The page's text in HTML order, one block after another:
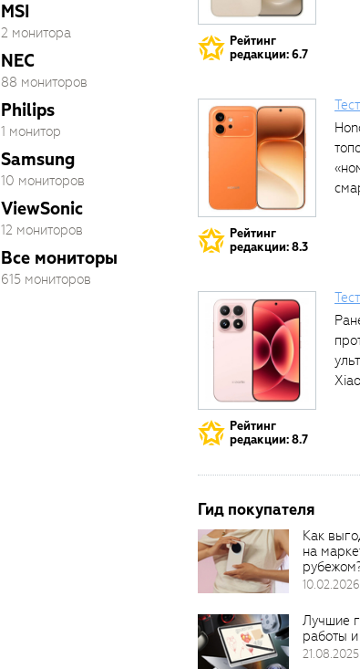
MSI
2 монитора
NEC
88 мониторов
Philips
1 монитор
Samsung
10 мониторов
ViewSonic
12 мониторов
Все мониторы
615 мониторов
Рейтинг
редакции: 6.7
Рейтинг
редакции: 8.3
Рейтинг
редакции: 8.7
Гид покупателя
Как
на
10.02.2026
Лучшие
работы
21.08.2025